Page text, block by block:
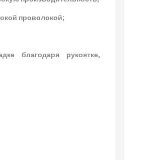
проволокой;
благодаря рукоятке,